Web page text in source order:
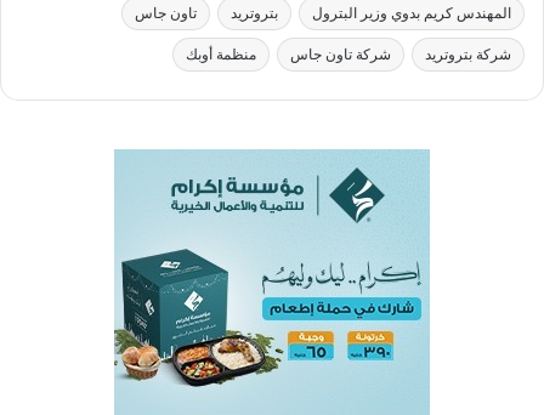
المهندس كريم بدوي وزير البترول بتروتريد تاون جاس
شركة بتروتريد شركة تاون جاس منظمة أوبك